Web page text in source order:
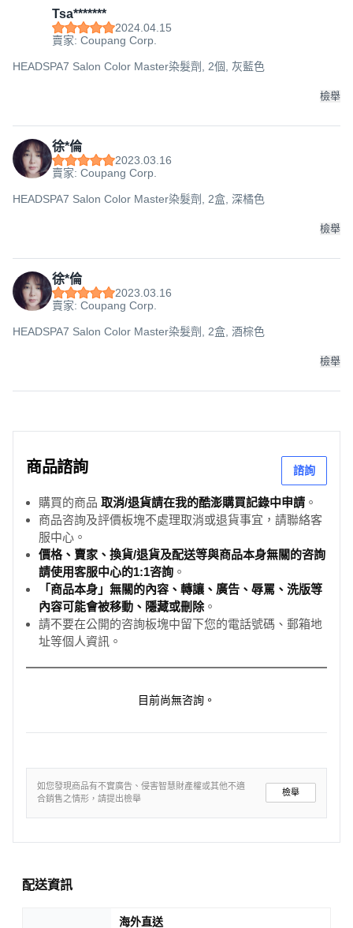
Tsa*******
2024.04.15
賣家: Coupang Corp.
HEADSPA7 Salon Color Master染髮劑, 2個, 灰藍色
檢舉
徐*倫
2023.03.16
賣家: Coupang Corp.
HEADSPA7 Salon Color Master染髮劑, 2盒, 深橘色
檢舉
徐*倫
2023.03.16
賣家: Coupang Corp.
HEADSPA7 Salon Color Master染髮劑, 2盒, 酒棕色
檢舉
商品諮詢 諮詢
購買的商品 取消/退貨請在我的酷澎購買記錄中申請 。
商品咨詢及評價板塊不處理取消或退貨事宜，請聯絡客
服中心。
價格、賣家、換貨/退貨及配送等與商品本身無關的咨詢
請使用客服中心的1:1咨詢 。
「商品本身」無關的內容、轉讓、廣告、辱罵、洗版等
內容可能會被移動、隱藏或刪除。
請不要在公開的咨詢板塊中留下您的電話號碼、郵箱地
址等個人資訊。
目前尚無咨詢。
如您發現商品有不實廣告、侵害智慧財產權或其他不適
合銷售之情形，請提出檢舉
檢舉
配送資訊
海外直送